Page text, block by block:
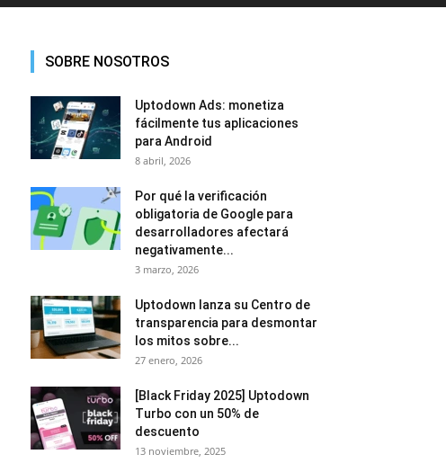
SOBRE NOSOTROS
Uptodown Ads: monetiza
fácilmente tus aplicaciones
para Android
8 abril, 2026
Por qué la verificación
obligatoria de Google para
desarrolladores afectará
negativamente...
3 marzo, 2026
Uptodown lanza su Centro de
transparencia para desmontar
los mitos sobre...
27 enero, 2026
[Black Friday 2025] Uptodown
Turbo con un 50% de
descuento
13 noviembre, 2025